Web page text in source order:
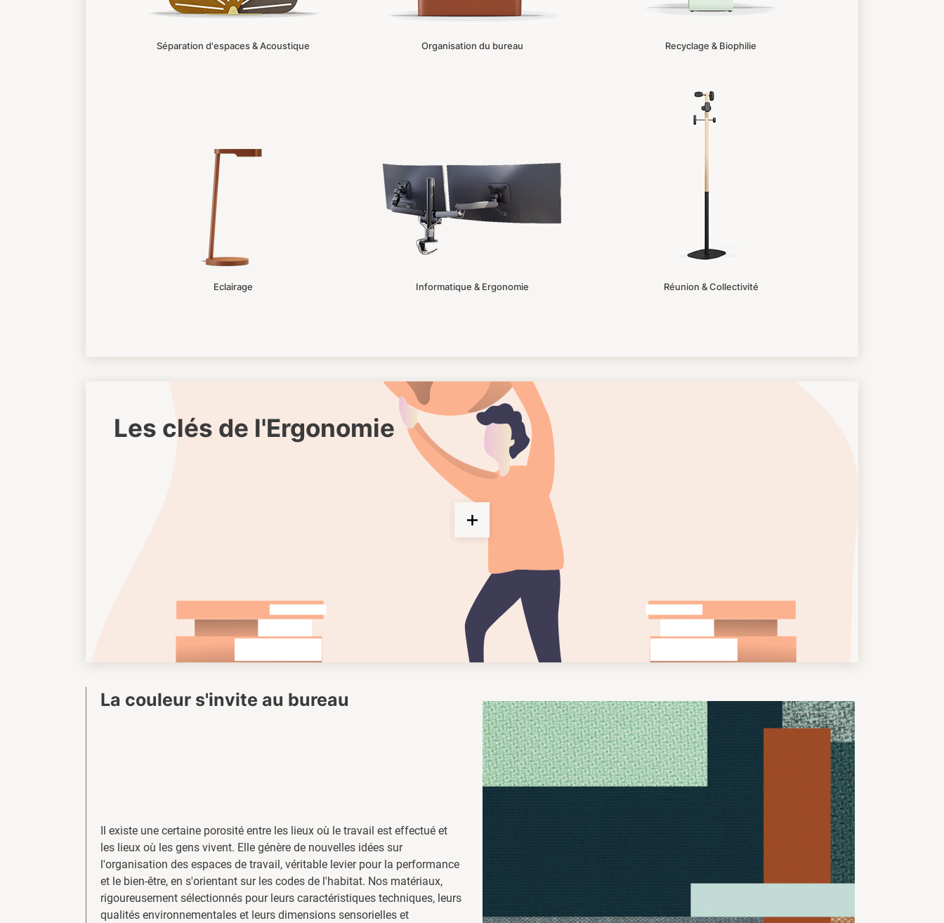
Séparation d'espaces & Acoustique Organisation du bureau Recyclage & Biophilie
Eclairage Informatique & Ergonomie Réunion & Collectivité
Les clés de l'Ergonomie
La couleur s'invite au bureau
Il existe une certaine porosité entre les lieux où le travail est effectué et
les lieux où les gens vivent. Elle génère de nouvelles idées sur
l'organisation des espaces de travail, véritable levier pour la performance
et le bien-être, en s'orientant sur les codes de l'habitat. Nos matériaux,
rigoureusement sélectionnés pour leurs caractéristiques techniques, leurs
qualités environnementales et leurs dimensions sensorielles et